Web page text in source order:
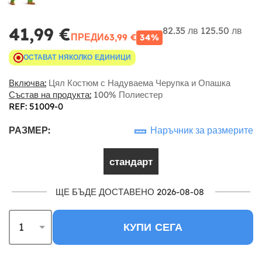
41,99 €ПРЕДИ63,99 € 34%
82.35 лв 125.50 лв
ОСТАВАТ НЯКОЛКО ЕДИНИЦИ
Включва: Цял Костюм с Надуваема Черупка и Опашка
Състав на продукта: 100% Полиестер
REF: 51009-0
РАЗМЕР: Наръчник за размерите
стандарт
ЩЕ БЪДЕ ДОСТАВЕНО 2026-08-08
КУПИ СЕГА